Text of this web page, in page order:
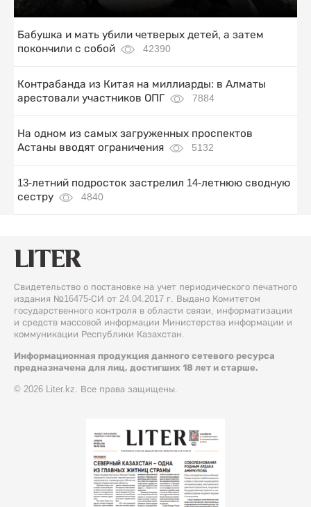
Бабушка и мать убили четверых детей, а затем
покончили с собой
42390
Контрабанда из Китая на миллиарды: в Алматы
арестовали участников ОПГ
7884
На одном из самых загруженных проспектов
Астаны вводят ограничения
5132
13-летний подросток застрелил 14-летнюю сводную
сестру
4840
Свидетельство о постановке на учет периодического печатного
издания №16475-СИ от 24.04.2017 г. Выдано Комитетом
государственного контроля в области связи, информатизации
и средств массовой информации Министерства информации и
коммуникации Республики Казахстан.
Информационная продукция данного сетевого ресурса
предназначена для лиц, достигших 18 лет и старше.
© 2026 Liter.kz. Все права защищены.